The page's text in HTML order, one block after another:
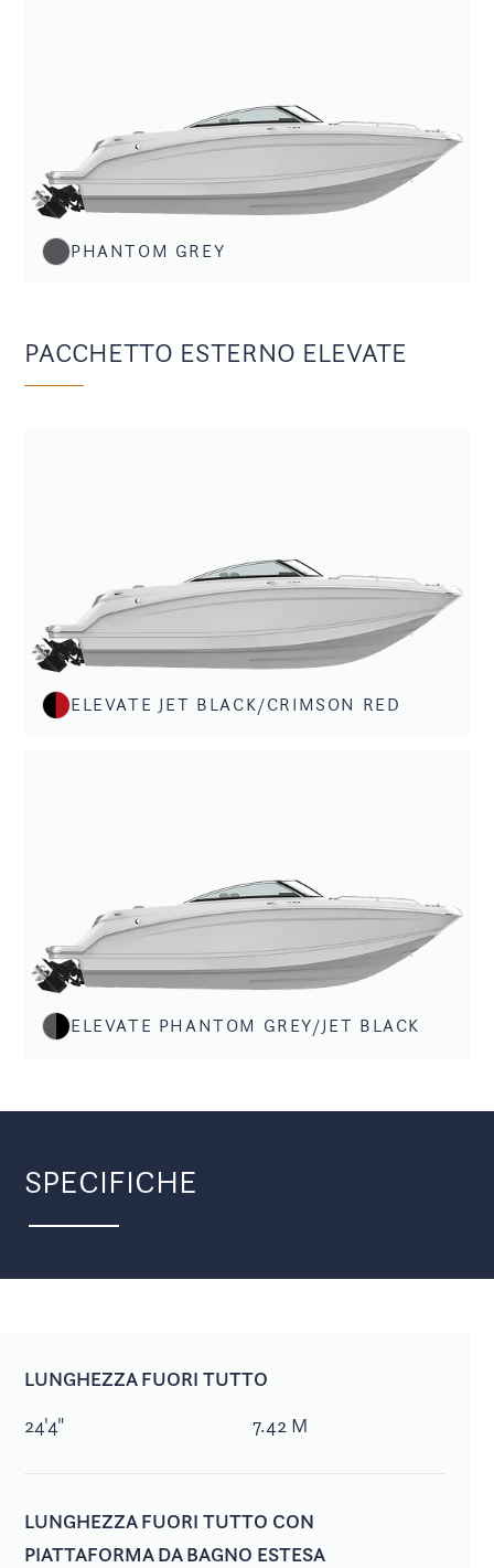
PHANTOM GREY
PACCHETTO ESTERNO ELEVATE
ELEVATE JET BLACK/CRIMSON RED
ELEVATE PHANTOM GREY/JET BLACK
SPECIFICHE
LUNGHEZZA FUORI TUTTO
24'4" 7.42 M
LUNGHEZZA FUORI TUTTO CON
PIATTAFORMA DA BAGNO ESTESA